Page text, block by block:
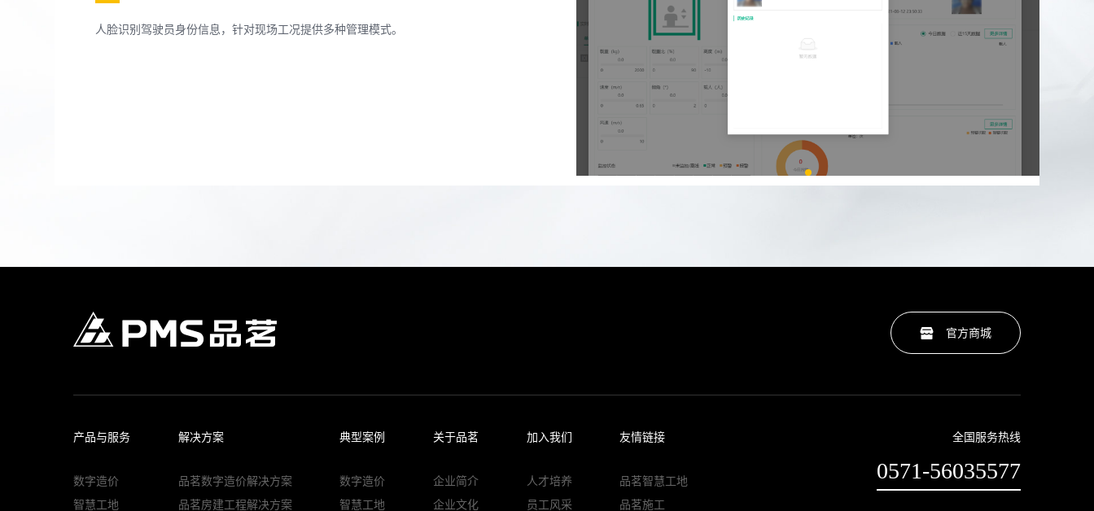
人脸识别驾驶员身份信息，针对现场工况提供多种管理模式。
官方商城
产品与服务
数字造价
智慧工地
解决方案
品茗数字造价解决方案
品茗房建工程解决方案
典型案例
数字造价
智慧工地
关于品茗
企业简介
企业文化
加入我们
人才培养
员工风采
友情链接
品茗智慧工地
品茗施工
全国服务热线
0571-56035577